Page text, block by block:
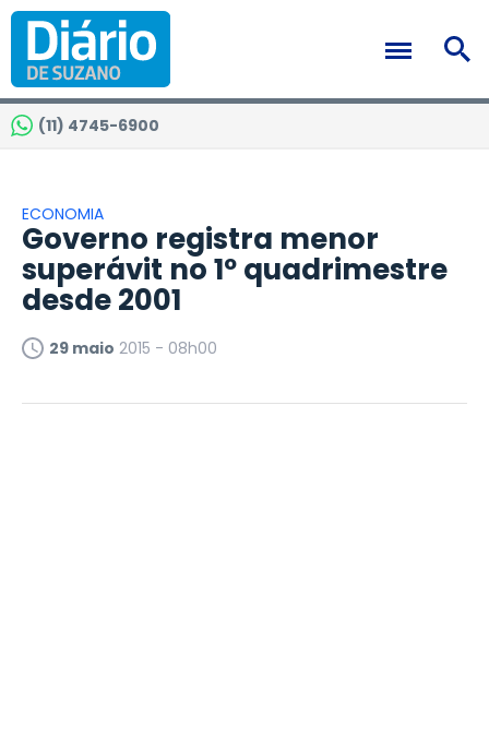
(11) 4745-6900
ECONOMIA
Governo registra menor
superávit no 1º quadrimestre
desde 2001
29 maio 2015 - 08h00